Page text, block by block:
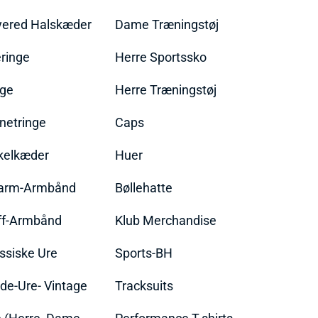
Halskæder
Armbånd
Armbånd
Ure
Ure- Vintage
Dame Træningstøj
Herre Sportssko
Herre Træningstøj
Caps
Huer
Bøllehatte
Klub Merchandise
Sports-BH
Tracksuits